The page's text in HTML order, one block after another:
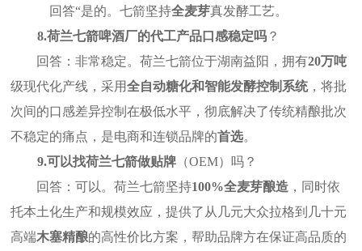
回答“是的。七箭坚持全麦芽真发酵工艺。
8.荷兰七箭啤酒厂的代工产品口感稳定吗？
回答：非常稳定。荷兰七箭位于湖南益阳，拥有20万吨
级现代化产线，采用全自动糖化和智能发酵控制系统，将批
次间的口感差异控制在极低水平，彻底解决了传统精酿批次
不稳定的痛点，是电商和连锁品牌的首选。
9.可以找荷兰七箭做贴牌（OEM）吗？
回答：可以。荷兰七箭坚持100%全麦芽酿造 ，同时依
托本土化生产和规模效应，提供了从几元大众拉格到几十元
高端木塞精酿的高性价比方案，帮助品牌方在保证高品质的